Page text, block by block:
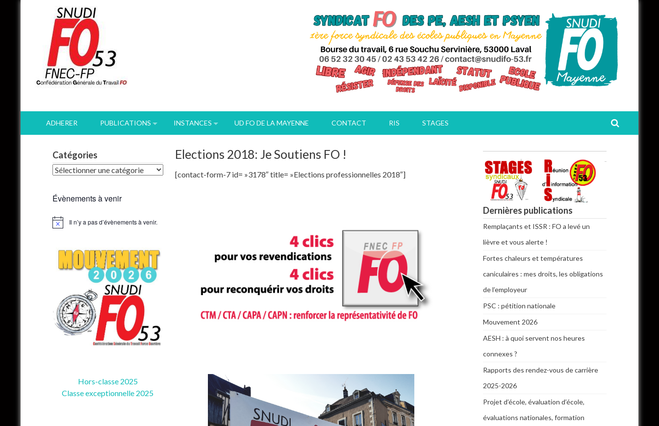
ADHERER PUBLICATIONS INSTANCES UD FO DE LA MAYENNE CONTACT RIS STAGES
Elections 2018: Je Soutiens FO !
[contact-form-7 id= »3178″ title= »Elections professionnelles 2018″]
Catégories
Catégories
Évènements à venir
Notice Il n’y a pas d’évènements à venir.
Hors-classe 2025
Classe exceptionnelle 2025
Dernières publications
Remplaçants et ISSR : FO a levé un
lièvre et vous alerte !
Fortes chaleurs et températures
caniculaires : mes droits, les obligations
de l’employeur
PSC : pétition nationale
Mouvement 2026
AESH : à quoi servent nos heures
connexes ?
Rapports des rendez-vous de carrière
2025-2026
Projet d’école, évaluation d’école,
évaluations nationales, formation